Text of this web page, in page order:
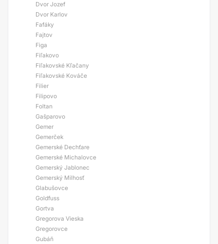
Dvor Jozef
Dvor Karlov
Fafáky
Fajtov
Figa
Fiľakovo
Fiľakovské Kľačany
Fiľakovské Kováče
Filier
Filipovo
Foltan
Gašparovo
Gemer
Gemerček
Gemerské Dechťare
Gemerské Michalovce
Gemerský Jablonec
Gemerský Milhosť
Glabušovce
Goldfuss
Gortva
Gregorova Vieska
Gregorovce
Gubáň